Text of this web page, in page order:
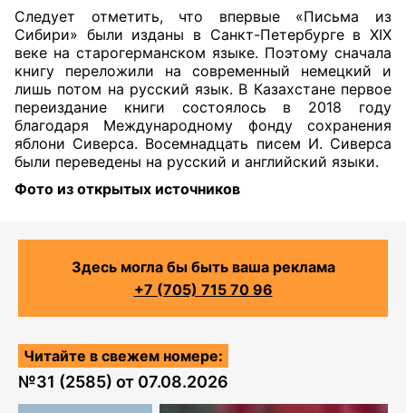
Следует отметить, что впервые «Письма из
Сибири» были изданы в Санкт-Петербурге в XIX
веке на старогерманском языке. Поэтому сначала
книгу переложили на современный немецкий и
лишь потом на русский язык. В Казахстане первое
переиздание книги состоялось в 2018 году
благодаря Международному фонду сохранения
яблони Сиверса. Восемнадцать писем И. Сиверса
были переведены на русский и английский языки.
Фото из открытых источников
Здесь могла бы быть ваша реклама
+7 (705) 715 70 96
Читайте в свежем номере:
№31 (2585) от 07.08.2026